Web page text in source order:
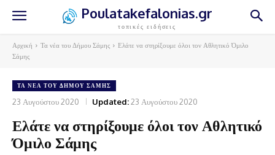
Poulatakefalonias.gr
τοπικές ειδήσεις
Αρχική Τα νέα του Δήμου Σάμης
Ελάτε να στηρίξουμε όλοι τον Αθλητικό Όμιλο
Σάμης
ΤΑ ΝΈΑ ΤΟΥ ΔΉΜΟΥ ΣΆΜΗΣ
23 Αυγούστου 2020 Updated:23 Αυγούστου 2020
Ελάτε να στηρίξουμε όλοι τον Αθλητικό
Όμιλο Σάμης